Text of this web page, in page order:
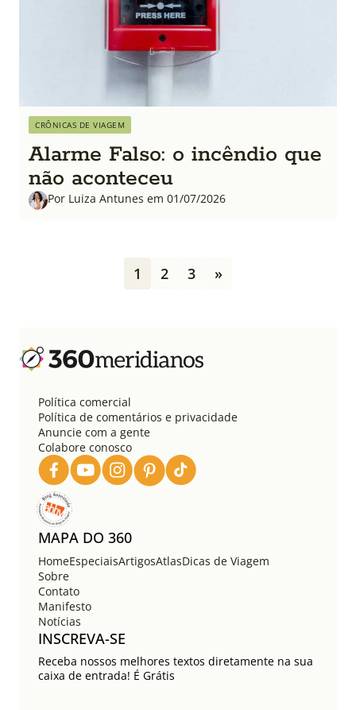
CRÔNICAS DE VIAGEM
Alarme Falso: o incêndio que
não aconteceu
Por Luiza Antunes em 01/07/2026
a
ç
1 2 3 »
Política comercial
Política de comentários e privacidade
Anuncie com a gente
Colabore conosco
MAPA DO 360
HomeEspeciaisArtigosAtlasDicas de Viagem
Sobre
Contato
Manifesto
Notícias
INSCREVA-SE
Receba nossos melhores textos diretamente na sua
caixa de entrada! É Grátis